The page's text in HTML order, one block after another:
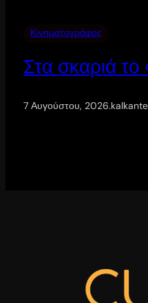
Κινηματογράφος
Στα σκαριά
7 Αυγούστου, 2026.